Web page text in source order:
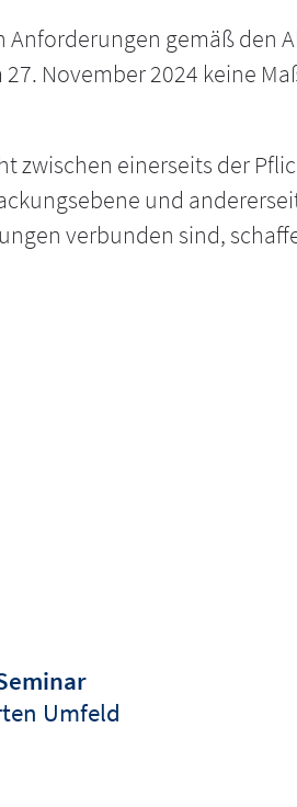
gemäß den
27. November 2024 keine
zwischen einerseits der
und
verbunden sind,
Umfeld